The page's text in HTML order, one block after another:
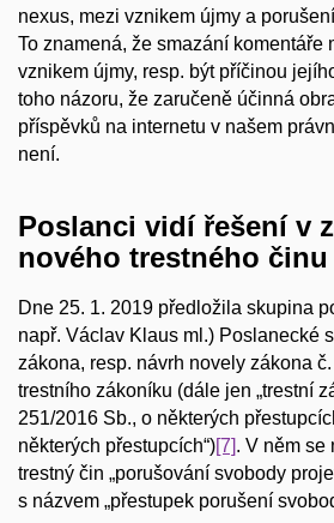
nexus, mezi vznikem újmy a
To znamená, že smazání komentáře
vznikem újmy, resp. být příčinou
toho názoru, že zaručeně účinná
příspěvků na internetu v našem
není.
Poslanci vidí řešení v
nového trestného
Dne 25. 1. 2019 předložila skupina
např. Václav Klaus ml.) Poslanecké
zákona, resp. návrh novely zákona
trestního zákoníku (dále jen „trestní
251/2016 Sb., o některých
některých přestupcích“)[7]. V něm se
trestný čin „porušování svobody
s názvem „přestupek porušení